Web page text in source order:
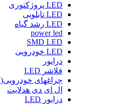
LED پروژکتوری
LED تابلویی
LED رشد گیاه
power led
SMD LED
LED خودرویی
درایور
فلاشر LED
چراغهای خودرویی(۱۲ ولت DC)
ال ای دی هدلایت
درایور LED